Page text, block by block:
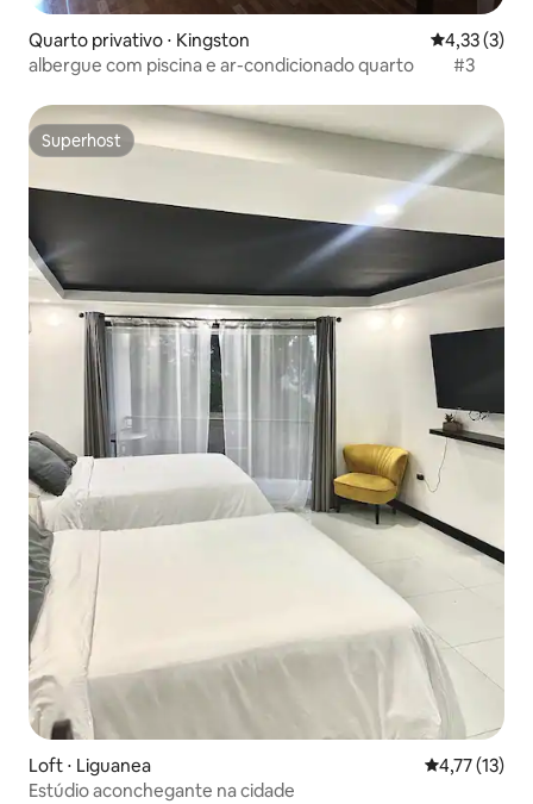
Quarto privativo ⋅ Kingston 4,33 de
4,33 (3)
albergue com piscina e ar-condicionado quarto #3
Superhost
Superhost
Loft ⋅ Liguanea 4,77 de uma
4,77 (13)
Estúdio aconchegante na cidade